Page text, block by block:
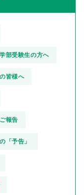
学部受験生の方へ
皆様へ
ご報告
「予告」